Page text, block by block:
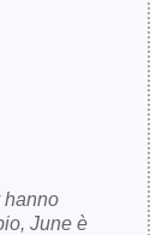
hanno
June è